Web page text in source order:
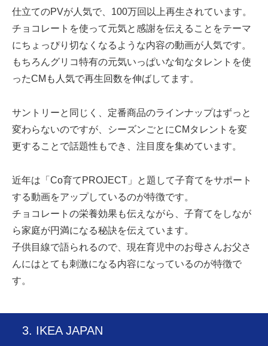
仕立てのPVが人気で、100万回以上再生されています。
チョコレートを使って元気と感謝を伝えることをテーマ
にちょっぴり切なくなるような内容の動画が人気です。
もちろんグリコ特有の元気いっぱいな旬なタレントを使
ったCMも人気で再生回数を伸ばしてます。
サントリーと同じく、定番商品のラインナップはずっと
変わらないのですが、シーズンごとにCMタレントを変
更することで話題性もでき、注目度を集めています。
近年は「Co育てPROJECT」と題して子育てをサポート
する動画をアップしているのが特徴です。
チョコレートの栄養効果も伝えながら、子育てをしなが
ら家庭が円満になる秘訣を伝えています。
子供目線で語られるので、現在育児中のお母さんお父さ
んにはとても刺激になる内容になっているのが特徴で
す。
3. IKEA JAPAN